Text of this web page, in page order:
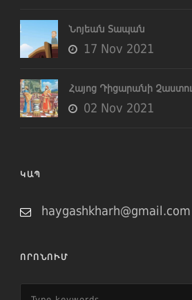
Նոյեան Տապան
17 Nov 2021
Հայոց Դիցարանի
02 Nov 2021
ԿԱՊ
haygashkharh@gmail.com
ՈՐՈՆՈՒՄ